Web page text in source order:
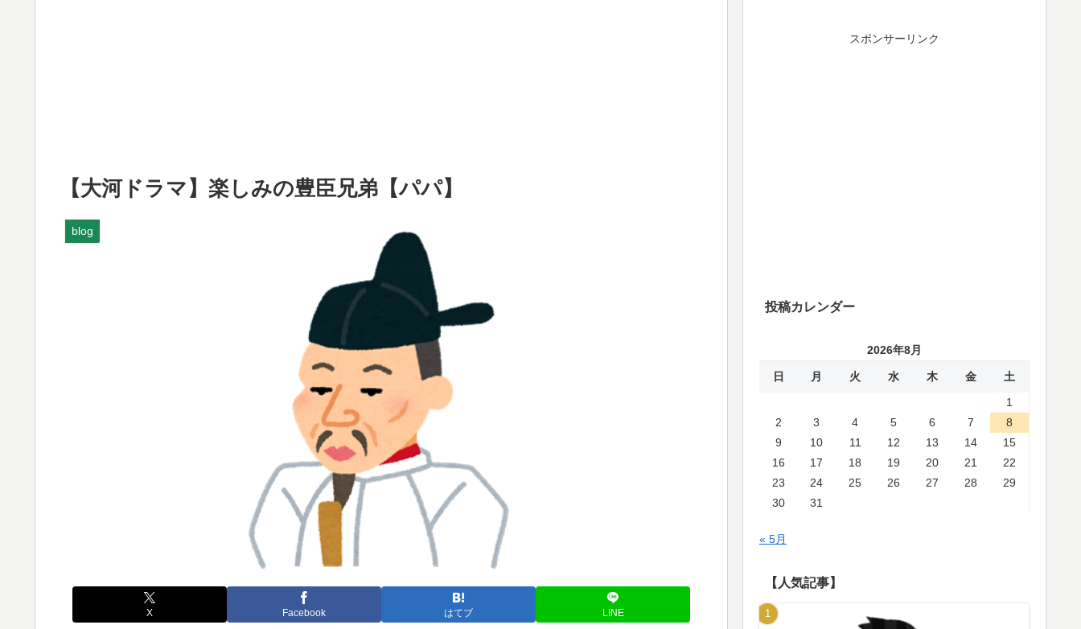
【大河ドラマ】楽しみの豊臣兄弟【パパ】
blog
X Facebook はてブ LINE
スポンサーリンク
投稿カレンダー
2026年8月
日 月 火 水 木 金
土
1
2
3 4 5 6 7
8
9
10 11 12 13 14
15
16
17 18 19 20 21
22
23
24 25 26 27 28
29
30
31
« 5月
【人気記事】